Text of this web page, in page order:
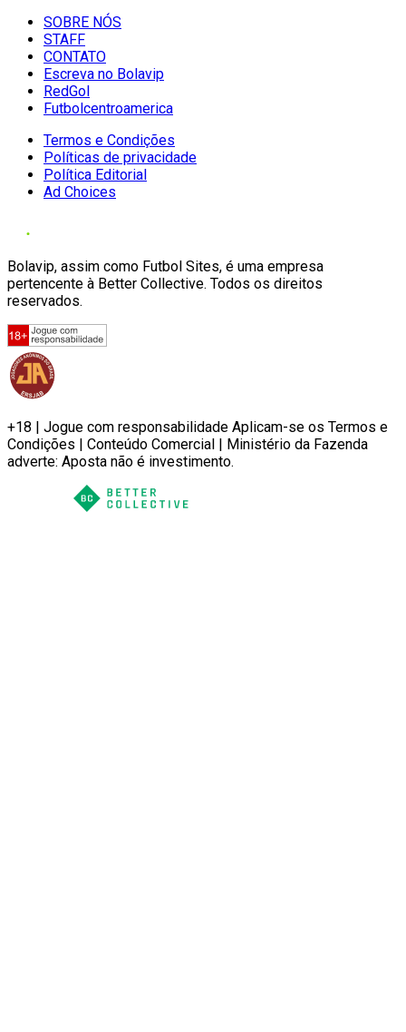
SOBRE NÓS
STAFF
CONTATO
Escreva no Bolavip
RedGol
Futbolcentroamerica
Termos e Condições
Políticas de privacidade
Política Editorial
Ad Choices
Bolavip, assim como Futbol Sites, é uma empresa
pertencente à Better Collective. Todos os direitos
reservados.
+18 | Jogue com responsabilidade Aplicam-se os Termos e
Condições | Conteúdo Comercial | Ministério da Fazenda
adverte: Aposta não é investimento.